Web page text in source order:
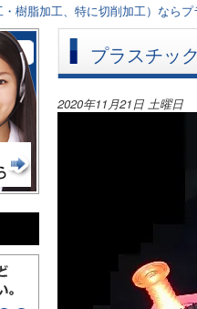
樹脂加工、特に切削加工）なら
プラスチッ
2020年11月21日 土曜日